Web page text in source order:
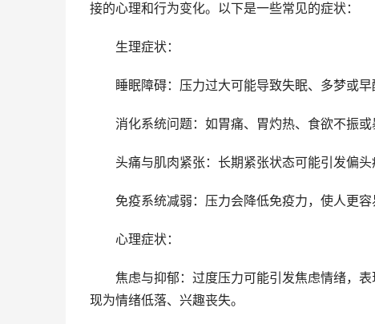
接的心理和行为变化。以下是一些常见的症状：
生理症状：
睡眠障碍：压力过大可能导致失眠、多梦或早
消化系统问题：如胃痛、胃灼热、食欲不振或
头痛与肌肉紧张：长期紧张状态可能引发偏头
免疫系统减弱：压力会降低免疫力，使人更容
心理症状：
焦虑与抑郁：过度压力可能引发焦虑情绪，表
现为情绪低落、兴趣丧失。